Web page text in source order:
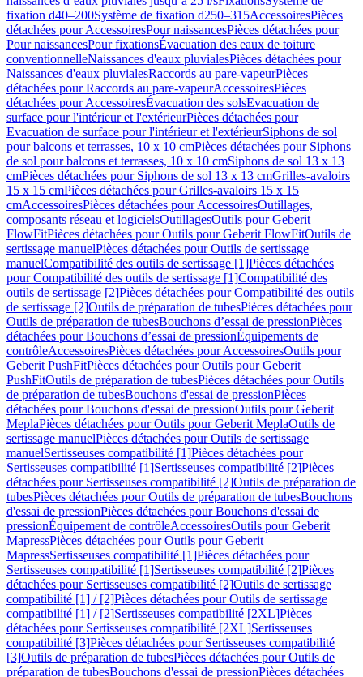
fixation d40–200Système de fixation d250–315AccessoiresPièces
détachées pour AccessoiresPour naissancesPièces détachées pour
Pour naissancesPour fixationsÉvacuation des eaux de toiture
conventionnelleNaissances d'eaux pluvialesPièces détachées pour
Naissances d'eaux pluvialesRaccords au pare-vapeurPièces
détachées pour Raccords au pare-vapeurAccessoiresPièces
détachées pour AccessoiresÉvacuation des solsEvacuation de
surface pour l'intérieur et l'extérieurPièces détachées pour
Evacuation de surface pour l'intérieur et l'extérieurSiphons de sol
pour balcons et terrasses, 10 x 10 cmPièces détachées pour Siphons
de sol pour balcons et terrasses, 10 x 10 cmSiphons de sol 13 x 13
cmPièces détachées pour Siphons de sol 13 x 13 cmGrilles-avaloirs
15 x 15 cmPièces détachées pour Grilles-avaloirs 15 x 15
cmAccessoiresPièces détachées pour AccessoiresOutillages,
composants réseau et logicielsOutillagesOutils pour Geberit
FlowFitPièces détachées pour Outils pour Geberit FlowFitOutils de
sertissage manuelPièces détachées pour Outils de sertissage
manuelCompatibilité des outils de sertissage [1]Pièces détachées
pour Compatibilité des outils de sertissage [1]Compatibilité des
outils de sertissage [2]Pièces détachées pour Compatibilité des outils
de sertissage [2]Outils de préparation de tubesPièces détachées pour
Outils de préparation de tubesBouchons d’essai de pressionPièces
détachées pour Bouchons d’essai de pressionÉquipements de
contrôleAccessoiresPièces détachées pour AccessoiresOutils pour
Geberit PushFitPièces détachées pour Outils pour Geberit
PushFitOutils de préparation de tubesPièces détachées pour Outils
de préparation de tubesBouchons d'essai de pressionPièces
détachées pour Bouchons d'essai de pressionOutils pour Geberit
MeplaPièces détachées pour Outils pour Geberit MeplaOutils de
sertissage manuelPièces détachées pour Outils de sertissage
manuelSertisseuses compatibilité [1]Pièces détachées pour
Sertisseuses compatibilité [1]Sertisseuses compatibilité [2]Pièces
détachées pour Sertisseuses compatibilité [2]Outils de préparation de
tubesPièces détachées pour Outils de préparation de tubesBouchons
d'essai de pressionPièces détachées pour Bouchons d'essai de
pressionÉquipement de contrôleAccessoiresOutils pour Geberit
MapressPièces détachées pour Outils pour Geberit
MapressSertisseuses compatibilité [1]Pièces détachées pour
Sertisseuses compatibilité [1]Sertisseuses compatibilité [2]Pièces
détachées pour Sertisseuses compatibilité [2]Outils de sertissage
compatibilité [1] / [2]Pièces détachées pour Outils de sertissage
compatibilité [1] / [2]Sertisseuses compatibilité [2XL]Pièces
détachées pour Sertisseuses compatibilité [2XL]Sertisseuses
compatibilité [3]Pièces détachées pour Sertisseuses compatibilité
[3]Outils de préparation de tubesPièces détachées pour Outils de
préparation de tubesBouchons d'essai de pressionPièces détachées